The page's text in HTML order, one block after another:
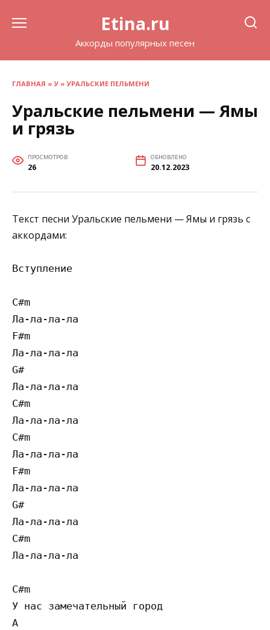
Etina.ru
Аккорды популярных песен
ГЛАВНАЯ »У »УРАЛЬСКИЕ ПЕЛЬМЕНИ
Уральские пельмени — Ямы
и грязь
ПРОСМОТРОВ
26
ОБНОВЛЕНО
20.12.2023
Текст песни Уральские пельмени — Ямы и грязь с
аккордами:
Вступление
C#m
Ла-ла-ла-ла
F#m
Ла-ла-ла-ла
G#
Ла-ла-ла-ла
C#m
Ла-ла-ла-ла
C#m
Ла-ла-ла-ла
F#m
Ла-ла-ла-ла
G#
Ла-ла-ла-ла
C#m
Ла-ла-ла-ла
C#m
У нас замечательный город
A